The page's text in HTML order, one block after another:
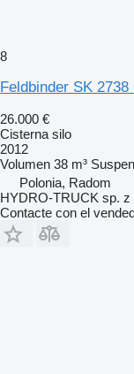
8
Feldbinder SK 2738
26.000 €
Cisterna silo
2012
Volumen 38 m³
Polonia, Radom
HYDRO-TRUCK sp. z
Contacte con el